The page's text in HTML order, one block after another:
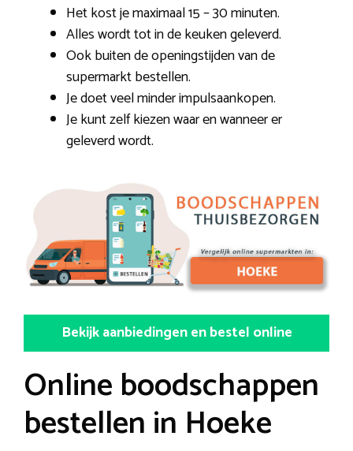
Het kost je maximaal 15 – 30 minuten.
Alles wordt tot in de keuken geleverd.
Ook buiten de openingstijden van de
supermarkt bestellen.
Je doet veel minder impulsaankopen.
Je kunt zelf kiezen waar en wanneer er
geleverd wordt.
Bekijk aanbiedingen en bestel online
Online boodschappen
bestellen in Hoeke